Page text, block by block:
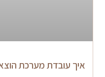
איך עובדת מערכת